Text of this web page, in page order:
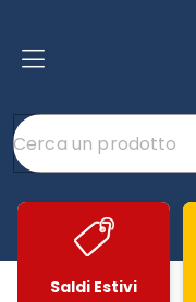
Saldi Estivi